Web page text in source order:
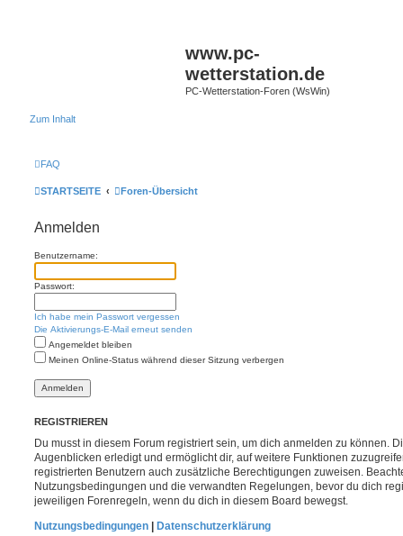
www.pc-
wetterstation.de
PC-Wetterstation-Foren (WsWin)
Zum Inhalt
FAQ
STARTSEITE Foren-Übersicht
Anmelden
Benutzername:
Passwort:
Ich habe mein Passwort vergessen
Die Aktivierungs-E-Mail erneut senden
Angemeldet bleiben
Meinen Online-Status während dieser Sitzung verbergen
REGISTRIEREN
Du musst in diesem Forum registriert sein, um dich anmelden zu können.
Augenblicken erledigt und ermöglicht dir, auf weitere Funktionen
registrierten Benutzern auch zusätzliche Berechtigungen zuweisen.
Nutzungsbedingungen und die verwandten Regelungen, bevor du dich
jeweiligen Forenregeln, wenn du dich in diesem Board bewegst.
Nutzungsbedingungen | Datenschutzerklärung